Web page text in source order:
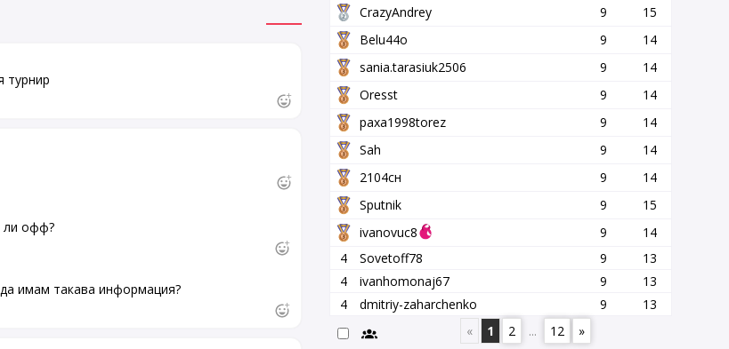
турнир
ли офф?
имам такава информация?
CrazyAndrey
9
15
Belu44o
9
14
sania.tarasiuk2506
9
14
Oresst
9
14
paxa1998torez
9
14
Sah
9
14
2104сн
9
14
Sputnik
9
15
ivanovuc8
9
14
4
Sovetoff78 9
13
4
ivanhomonaj67 9
13
4
dmitriy-zaharchenko 9
13
«
1 2 ... 12 »